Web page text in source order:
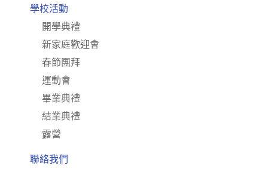
學校活動
開學典禮
新家庭歡迎會
春節團拜
運動會
畢業典禮
結業典禮
露營
聯絡我們